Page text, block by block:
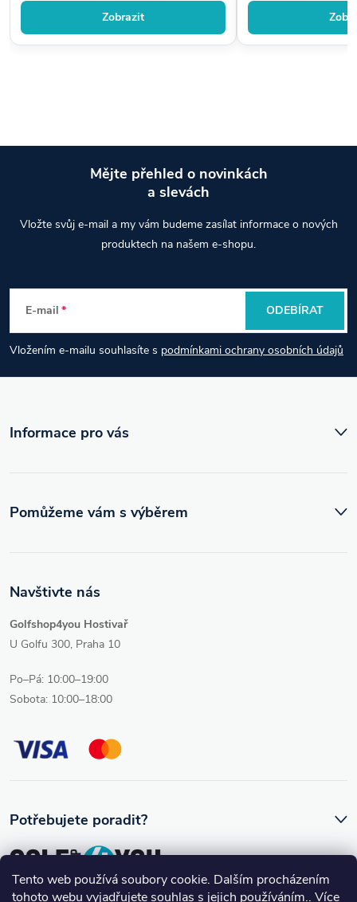
Tento web používá soubory cookie. Dalším procházením
tohoto webu vyjadřujete souhlas s jejich používáním.. Více
Zobrazit
p
a
t
Mějte přehled o novinkách
a slevách
Vložte svůj e-mail a my vám budeme zasílat informace o nových
produktech na našem e-shopu.
E-mail
Vložením e-mailu souhlasíte s podmínkami ochrany osobních údajů
ODEBÍRAT
Informace pro vás
Navštivte nás
Golfshop4you Hostivař
U Golfu 300, Praha 10
Po–Pá: 10:00–19:00
Sobota: 10:00–18:00
Pomůžeme vám s výběrem
Potřebujete poradit?